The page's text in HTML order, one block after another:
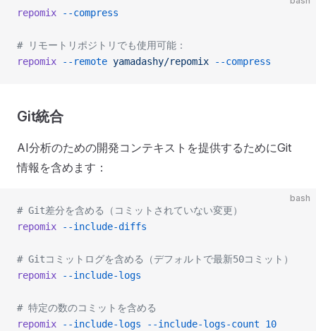
repomix --compress
# リモートリポジトリでも使用可能：
repomix --remote yamadashy/repomix --compress
Git統合
AI分析のための開発コンテキストを提供するためにGit
情報を含めます：
bash
# Git差分を含める（コミットされていない変更）
repomix --include-diffs
# Gitコミットログを含める（デフォルトで最新50コミット）
repomix --include-logs
# 特定の数のコミットを含める
repomix --include-logs --include-logs-count 10